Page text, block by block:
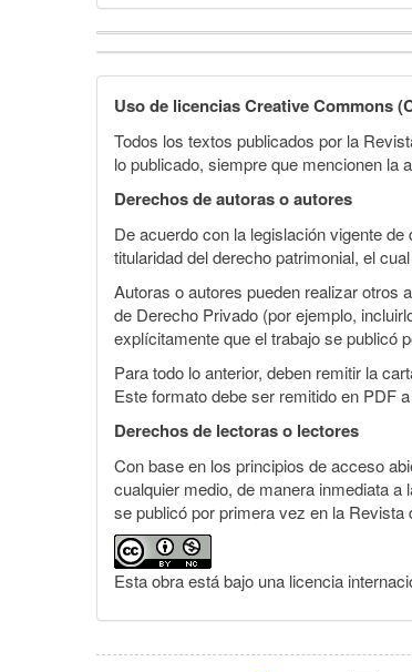
Detalles
del
artículo
Uso de licencias Creative Commons
Todos los textos publicados por la
lo publicado, siempre que mencionen la
Derechos de autoras o autores
De acuerdo con la legislación vigente
titularidad del derecho patrimonial, el
Autoras o autores pueden realizar otros
de Derecho Privado (por ejemplo,
explícitamente que el trabajo se publicó
Para todo lo anterior, deben remitir la
Este formato debe ser remitido en PDF
Derechos de lectoras o lectores
Con base en los principios de acceso
cualquier medio, de manera inmediata
se publicó por primera vez en la
Esta obra está bajo una licencia